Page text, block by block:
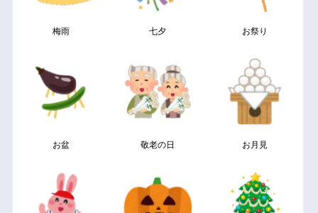
梅雨 七夕 お祭り
お盆 敬老の日 お月見